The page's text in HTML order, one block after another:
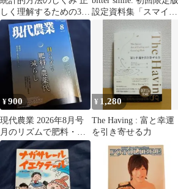
しく理解するための30
の急所
設定資料集「スマイル
グラフティー」
¥900
現代農業 2026年8月号
月のリズムで肥料・農
薬代減らし
¥ 1,280
The Having : 富と幸運
を引き寄せる力